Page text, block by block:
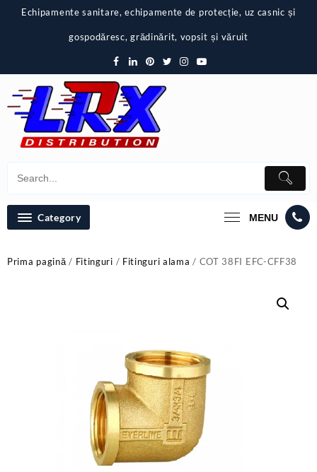
Echipamente sanitare, echipamente de protecție, uz casnic și
gospodăresc, grădinărit, vopsit și văruit
Category MENU
Prima pagină/ Fitinguri / Fitinguri alama / COT 38FI EFC-CFF38